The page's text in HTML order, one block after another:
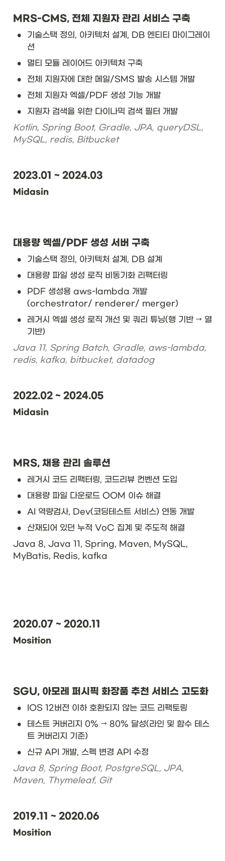
MRS-CMS, 전체 지원자 관리 서비스 구축
•
기술스택 정의, 아키텍처 설계, DB 엔티티 마이그레이
션
• 멀티 모듈 레이어드 아키텍처 구축
• 전체 지원자에 대한 메일/SMS 발송 시스템 개발
• 전체 지원자 엑셀/PDF 생성 기능 개발
•
지원자 검색을 위한 다이나믹 검색 필터 개발
Kotlin, Spring Boot, Gradle, JPA, queryDSL,
MySQL, redis, Bitbucket
2023.01 ~ 2024.03
Midasin
대용량 엑셀/PDF 생성 서버 구축
• 기술스택 정의, 아키텍처 설계, DB 설계
• 대용량 파일 생성 로직 비동기화 리팩터링
•
PDF 생성용 aws-lambda 개발
(orchestrator/ renderer/ merger)
•
레거시 엑셀 생성 로직 개선 및 쿼리 튜닝(행 기반 → 열
기반)
Java 11, Spring Batch, Gradle, aws-lambda,
redis, kafka, bitbucket, datadog
2022.02 ~ 2024.05
Midasin
MRS, 채용 관리 솔루션
• 레거시 코드 리팩터링, 코드리뷰 컨벤션 도입
• 대용량 파일 다운로드 OOM 이슈 해결
• AI 역량검사, Dev(코딩테스트 서비스) 연동 개발
•
산재되어 있던 누적 VoC 집계 및 주도적 해결
Java 8, Java 11, Spring, Maven, MySQL,
MyBatis, Redis, kafka
2020.07 ~ 2020.11
Mosition
SGU, 아모레 퍼시픽 화장품 추천 서비스 고도화
• IOS 12버전 이하 호환되지 않는 코드 리팩토링
•
테스트 커버리지 0% → 80% 달성(라인 및 함수 테스
트 커버리지 기준)
•
신규 API 개발, 스펙 변경 API 수정
Java 8, Spring Boot, PostgreSQL, JPA,
Maven, Thymeleaf, Git
2019.11 ~ 2020.06
Mosition